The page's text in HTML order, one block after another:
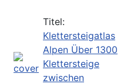
Titel:
Klettersteigatlas
Alpen Über 1300
Klettersteige
zwischen